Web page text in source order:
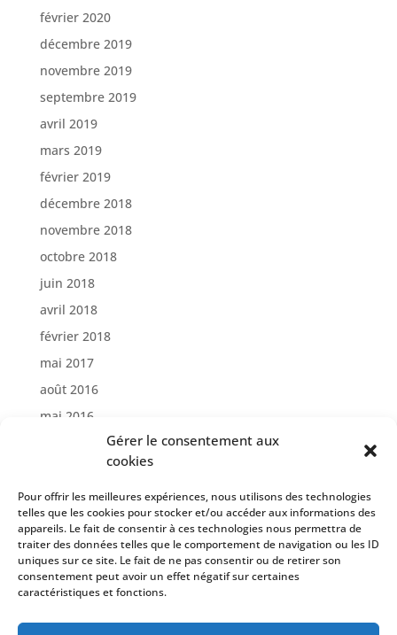
Gérer le consentement aux
cookies
Pour offrir les meilleures expériences, nous utilisons des technologies
telles que les cookies pour stocker et/ou accéder aux informations des
appareils. Le fait de consentir à ces technologies nous permettra de
traiter des données telles que le comportement de navigation ou les ID
uniques sur ce site. Le fait de ne pas consentir ou de retirer son
consentement peut avoir un effet négatif sur certaines
caractéristiques et fonctions.
février 2020
décembre 2019
novembre 2019
septembre 2019
avril 2019
mars 2019
février 2019
décembre 2018
novembre 2018
octobre 2018
juin 2018
avril 2018
février 2018
mai 2017
août 2016
mai 2016
Création de site internet
Reportage Photos